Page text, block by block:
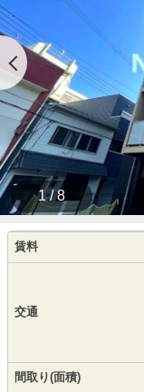
1 / 8
賃料
交通
間取り(面積)